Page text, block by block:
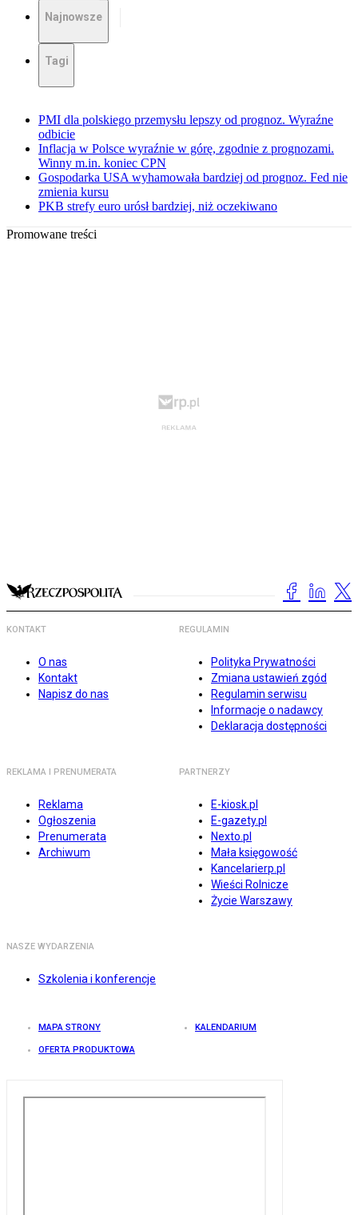
Najnowsze
Tagi
PMI dla polskiego przemysłu lepszy od prognoz. Wyraźne
odbicie
Inflacja w Polsce wyraźnie w górę, zgodnie z prognozami.
Winny m.in. koniec CPN
Gospodarka USA wyhamowała bardziej od prognoz. Fed nie
zmienia kursu
PKB strefy euro urósł bardziej, niż oczekiwano
Promowane treści
KONTAKT
O nas
Kontakt
Napisz do nas
REGULAMIN
Polityka Prywatności
Zmiana ustawień zgód
Regulamin serwisu
Informacje o nadawcy
Deklaracja dostępności
REKLAMA I PRENUMERATA
Reklama
Ogłoszenia
Prenumerata
Archiwum
PARTNERZY
E-kiosk.pl
E-gazety.pl
Nexto.pl
Mała księgowość
Kancelarierp.pl
Wieści Rolnicze
Życie Warszawy
NASZE WYDARZENIA
Szkolenia i konferencje
MAPA STRONY KALENDARIUM
OFERTA PRODUKTOWA